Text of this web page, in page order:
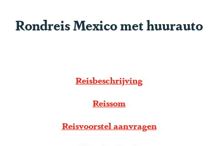
r
o
e
p
Rondreis Mexico met huurauto
Reisbeschrijving
Reissom
Reisvoorstel aanvragen